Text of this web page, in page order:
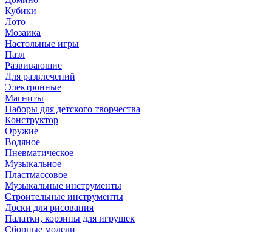
Кубики
Лото
Мозаика
Настольные игры
Пазл
Развиваюшие
Для развлечений
Электронные
Магниты
Наборы для детского творчества
Конструктор
Оружие
Водяное
Пневматическое
Музыкальное
Пластмассовое
Музыкальные инструменты
Строительные инструменты
Доски для рисования
Палатки, корзины для игрушек
Сборные модели